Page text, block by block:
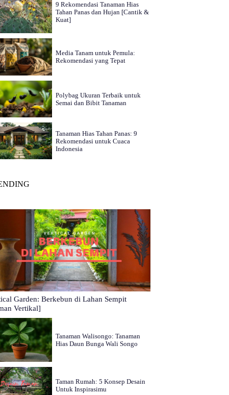
9 Rekomendasi Tanaman Hias
Tahan Panas dan Hujan [Cantik &
Kuat]
Media Tanam untuk Pemula:
Rekomendasi yang Tepat
Polybag Ukuran Terbaik untuk
Semai dan Bibit Tanaman
Tanaman Hias Tahan Panas: 9
Rekomendasi untuk Cuaca
Indonesia
Garden: Berkebun di Lahan Sempit
Vertikal]
Tanaman Walisongo: Tanaman
Hias Daun Bunga Wali Songo
Taman Rumah: 5 Konsep Desain
Untuk Inspirasimu